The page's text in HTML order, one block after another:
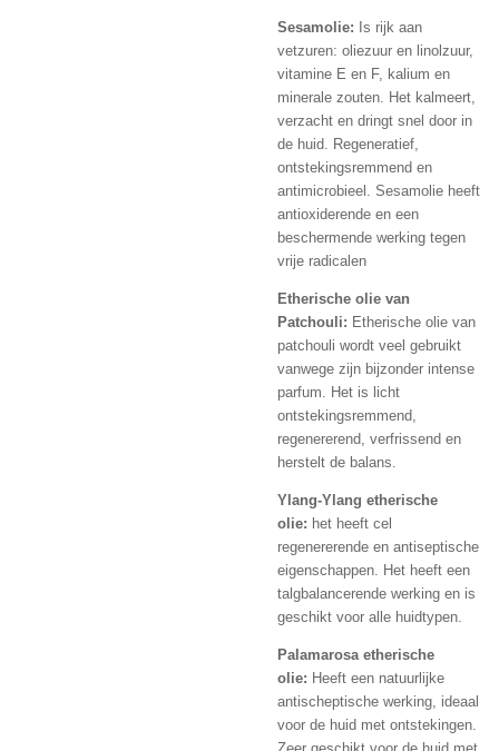
Sesamolie: Is rijk aan
vetzuren: oliezuur en linolzuur,
vitamine E en F, kalium en
minerale zouten. Het kalmeert,
verzacht en dringt snel door in
de huid. Regeneratief,
ontstekingsremmend en
antimicrobieel. Sesamolie heeft
antioxiderende en een
beschermende werking tegen
vrije radicalen
Etherische olie van
Patchouli: Etherische olie van
patchouli wordt veel gebruikt
vanwege zijn bijzonder intense
parfum. Het is licht
ontstekingsremmend,
regenererend, verfrissend en
herstelt de balans.
Ylang-Ylang etherische
olie: het heeft cel
regenererende en antiseptische
eigenschappen. Het heeft een
talgbalancerende werking en is
geschikt voor alle huidtypen.
Palamarosa etherische
olie: Heeft een natuurlijke
antischeptische werking, ideaal
voor de huid met ontstekingen.